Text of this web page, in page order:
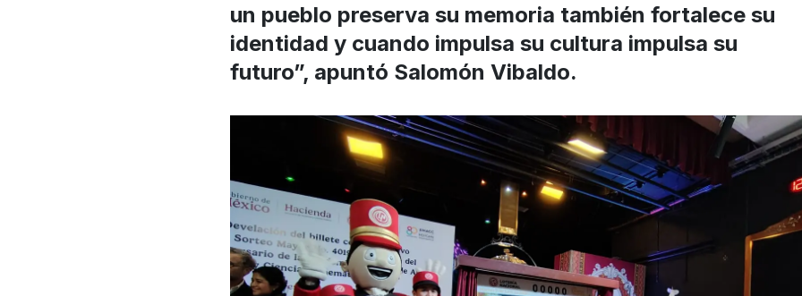
un pueblo preserva su memoria también fortalece su
identidad y cuando impulsa su cultura impulsa su
futuro”, apuntó Salomón Vibaldo.